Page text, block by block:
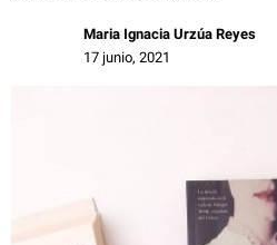
Maria Ignacia Urzúa Reyes
17 junio, 2021